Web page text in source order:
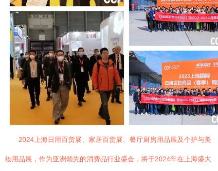
2024上海日用百货展、家居百货展、餐厅厨房用品展及个护与美
妆用品展，作为亚洲领先的消费品行业盛会，将于2024年在上海盛大